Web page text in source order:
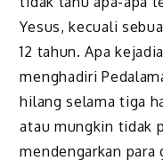
Yesus, kecuali
12 tahun. Apa
menghadiri
hilang selama tiga
atau mungkin tidak
mendengarkan para